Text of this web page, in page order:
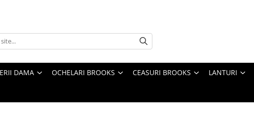
DAMA OCHELARI BROOKS CEASURI BROOKS LANTURI